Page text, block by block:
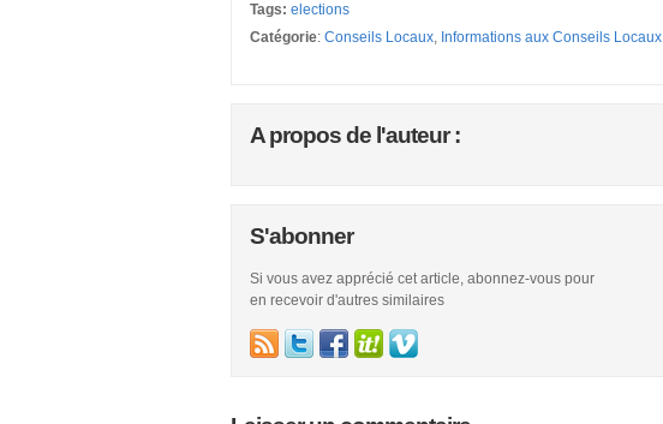
Tags: elections
Catégorie: Conseils Locaux, Informations aux Conseils Locaux
A propos de l'auteur :
S'abonner
Si vous avez apprécié cet article, abonnez-vous pour
en recevoir d'autres similaires